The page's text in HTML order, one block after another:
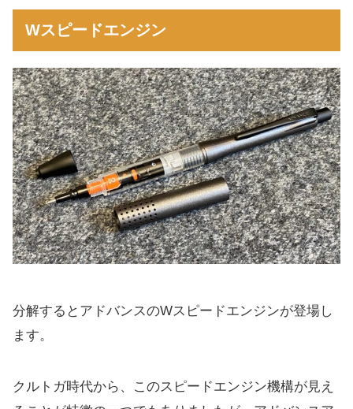
Wスピードエンジン
分解するとアドバンスのWスピードエンジンが登場し
ます。
クルトガ時代から、このスピードエンジン機構が見え